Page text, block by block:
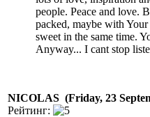
people. Peace and love.
packed, maybe with
sweet in the same time.
Anyway... I cant stop
NICOLAS (Friday, 23
Рейтинг: